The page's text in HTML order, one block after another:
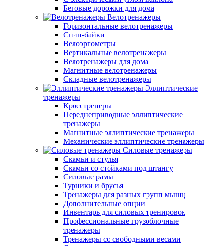
Беговые дорожки для дома
Велотренажеры
Горизонтальные велотренажеры
Спин-байки
Велоэргометры
Вертикальные велотренажеры
Велотренажеры для дома
Магнитные велотренажеры
Складные велотренажеры
Эллиптические
тренажеры
Кросстренеры
Переднеприводные эллиптические
тренажеры
Магнитные эллиптические тренажеры
Механические эллиптические тренажеры
Силовые тренажеры
Скамьи и стулья
Скамьи со стойками под штангу
Силовые рамы
Турники и брусья
Тренажеры для разных групп мышц
Дополнительные опции
Инвентарь для силовых тренировок
Профессиональные грузоблочные
тренажеры
Тренажеры со свободными весами